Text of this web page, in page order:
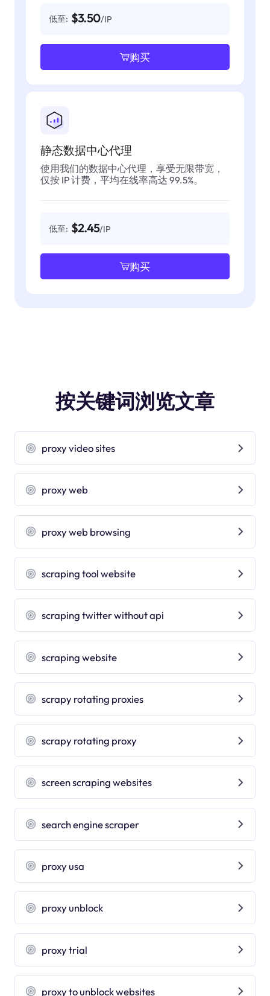
低至: $3.50/IP
购买
静态数据中心代理
使用我们的数据中心代理，享受无限带宽，
仅按 IP 计费，平均在线率高达 99.5%。
低至: $2.45/IP
购买
按关键词浏览文章
proxy video sites
proxy web
proxy web browsing
scraping tool website
scraping twitter without api
scraping website
scrapy rotating proxies
scrapy rotating proxy
screen scraping websites
search engine scraper
proxy usa
proxy unblock
proxy trial
proxy to unblock websites